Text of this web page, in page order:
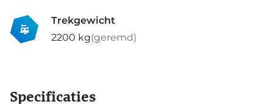
Trekgewicht
2200 kg(geremd)
Specificaties